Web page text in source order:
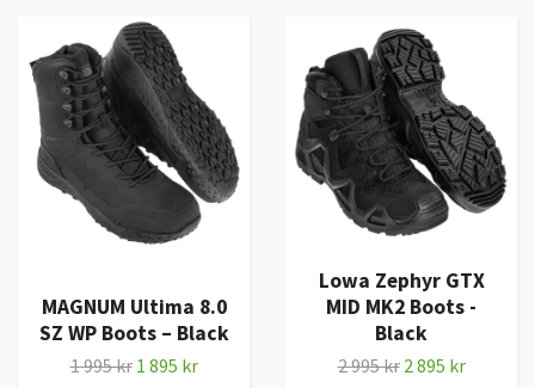
MAGNUM Ultima 8.0
SZ WP Boots – Black
1 995 kr 1 895 kr
Lowa Zephyr GTX
MID MK2 Boots -
Black
2 995 kr 2 895 kr